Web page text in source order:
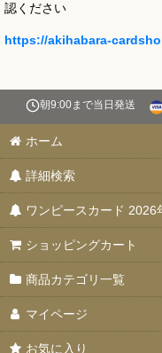
認ください
https://akihabara-
朝9:00まで当日発送
ホーム
詳細検索
ワンピースカード 2026
ショッピングカート
商品カテゴリ一覧
マイページ
お気に入り